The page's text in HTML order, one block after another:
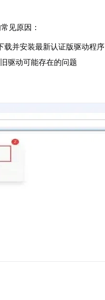
见原因：
载并安装最新认证版驱动程序
驱动可能存在的问题